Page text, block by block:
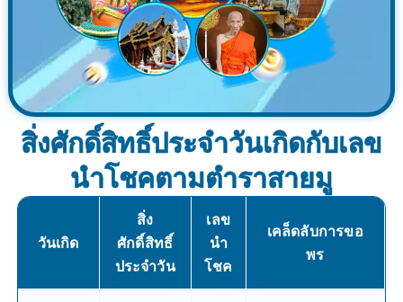
สิ่งศักดิ์สิทธิ์ประจำวันเกิดกับเลข
นำโชคตามตำราสายมู
วันเกิด
สิ่ง
ศักดิ์สิทธิ์
ประจำวัน
เลข
นำ
โชค
เคล็ดลับการขอ
พร